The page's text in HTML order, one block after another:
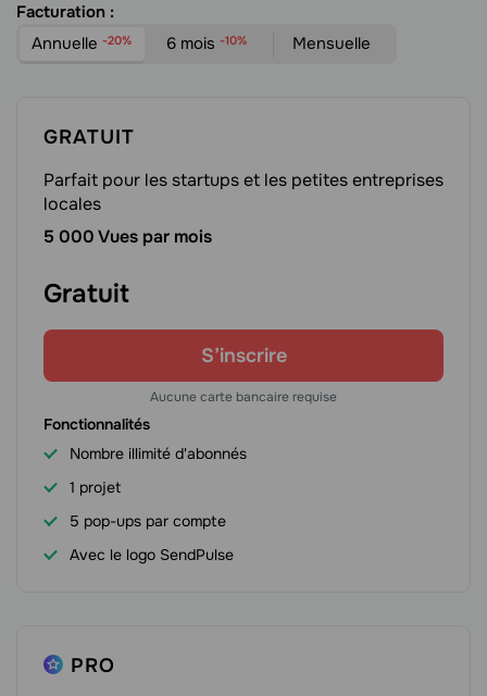
Facturation :
Annuelle-20% 6 mois -10% Mensuelle
GRATUIT
Parfait pour les startups et les petites entreprises
locales
5 000 Vues par mois
Gratuit
S’inscrire
Aucune carte bancaire requise
Fonctionnalités
Nombre illimité d'abonnés
1 projet
5 pop-ups par compte
Avec le logo SendPulse
PRO